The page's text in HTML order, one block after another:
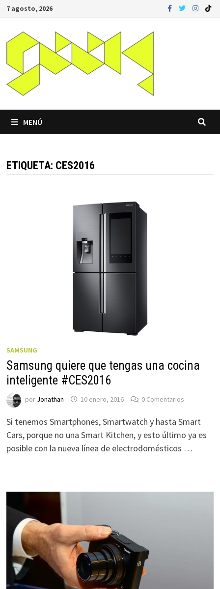
Saltar
contenido
7 agosto, 2026
MENÚ
ETIQUETA: CES2016
SAMSUNG
Samsung quiere que tengas una cocina
inteligente #CES2016
por Jonathan 10 enero, 2016 0 Comentarios
Si tenemos Smartphones, Smartwatch y hasta Smart
Cars, porque no una Smart Kitchen, y esto último ya es
posible con la nueva línea de electrodomésticos …